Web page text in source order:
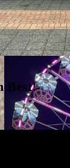
Best!